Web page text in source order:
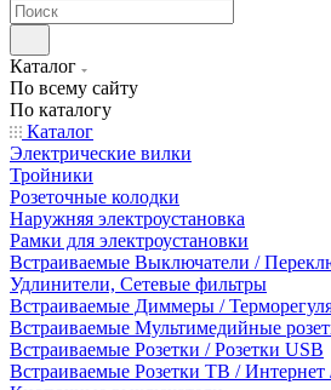
Каталог
По всему сайту
По каталогу
Каталог
Электрические вилки
Тройники
Розеточные колодки
Наружняя электроустановка
Рамки для электроустановки
Встраиваемые Выключатели /
Удлинители, Сетевые фильтры
Встраиваемые Диммеры /
Встраиваемые Мультимедийные
Встраиваемые Розетки / Розетки USB
Встраиваемые Розетки ТВ / Интернет